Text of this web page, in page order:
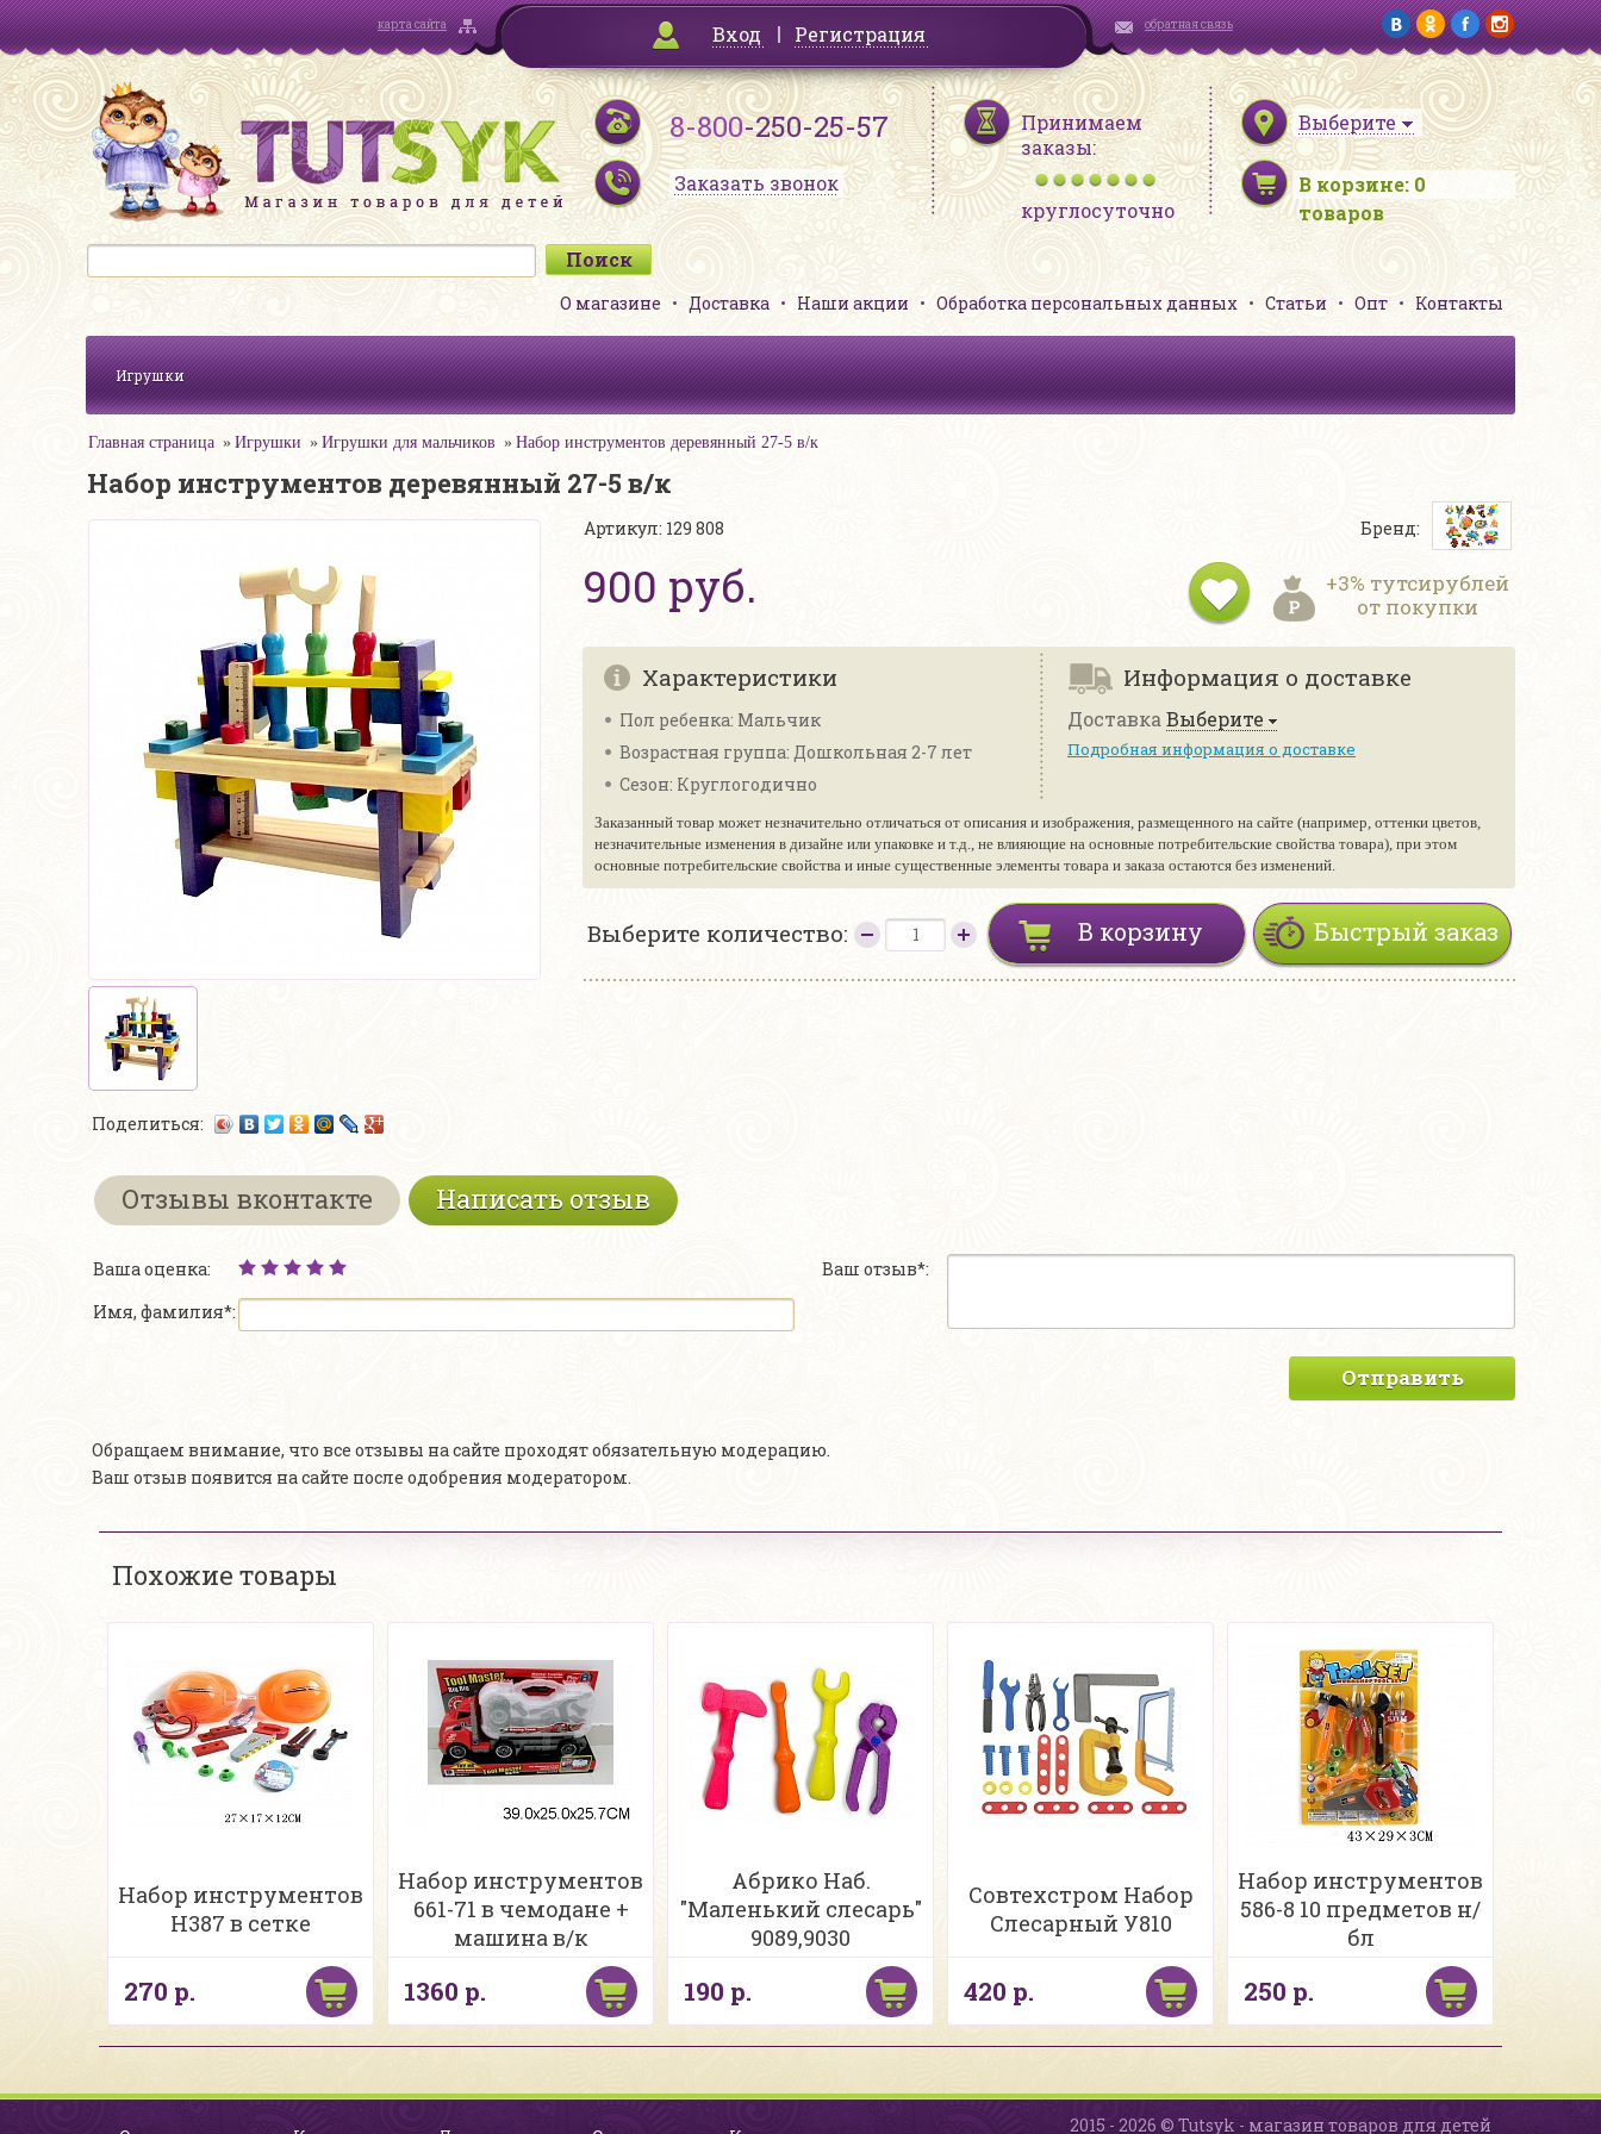
карта сайта Вход Регистрация обратная связь
8-800-250-25-57
Заказать звонок
Принимаем
заказы:
круглосуточно
Выберите
В корзине: 0
товаров
О магазине Доставка Наши акции Обработка персональных данных Статьи Опт Контакты
Игрушки
Главная страница Игрушки Игрушки для мальчиков Набор инструментов деревянный 27-5 в/к
Набор инструментов деревянный 27-5 в/к
Поделиться:
Артикул: 129 808
900 руб.
Бренд:
+3% тутсирублей
от покупки
Характеристики
Пол ребенка: Мальчик
Возрастная группа: Дошкольная 2-7 лет
Сезон: Круглогодично
Информация о доставке
Доставка Выберите
Подробная информация о доставке
Заказанный товар может незначительно отличаться от описания и изображения, размещенного на сайте (например, оттенки цветов,
незначительные изменения в дизайне или упаковке и т.д., не влияющие на основные потребительские свойства товара), при этом
основные потребительские свойства и иные существенные элементы товара и заказа остаются без изменений.
Выберите количество: Быстрый заказ
В корзину
Отзывы вконтакте Написать отзыв
Ваша оценка:
Имя, фамилия*:
Ваш отзыв*:
Отправить
Обращаем внимание, что все отзывы на сайте проходят обязательную модерацию.
Ваш отзыв появится на сайте после одобрения модератором.
Похожие товары
Набор инструментов
H387 в сетке
270 р.
Набор инструментов
661-71 в чемодане +
машина в/к
1360 р.
Абрико Наб.
"Маленький слесарь"
9089,9030
190 р.
Совтехстром Набор
Слесарный У810
420 р.
Набор инструментов
586-8 10 предметов н/
бл
250 р.
2015 - 2026 © Tutsyk - магазин товаров для детей